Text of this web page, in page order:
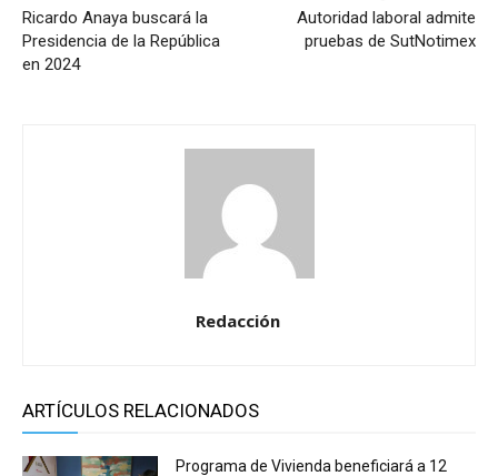
Ricardo Anaya buscará la
Presidencia de la República
en 2024
Autoridad laboral admite
pruebas de SutNotimex
Redacción
ARTÍCULOS RELACIONADOS
Programa de Vivienda beneficiará a 12